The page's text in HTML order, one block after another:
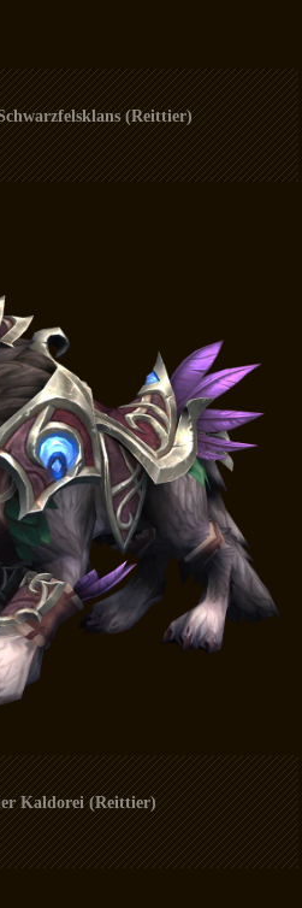
(Reittier)
Kaldorei (Reittier)